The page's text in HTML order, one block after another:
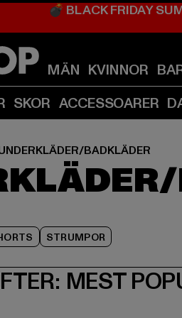
💣 BLACK FRIDAY
MÄN KVINNOR
SKOR ACCESSOARER
BADKLÄDER
STRUMPOR
MEST